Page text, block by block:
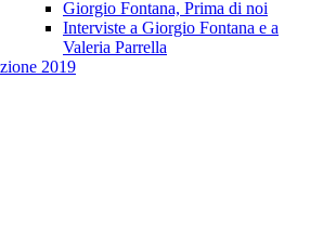
Giorgio Fontana, Prima di noi
Interviste a Giorgio Fontana e a
Valeria Parrella
2019